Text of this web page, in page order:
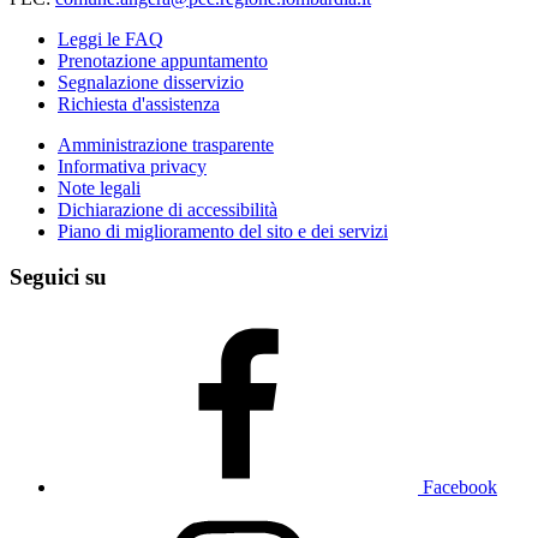
Leggi le FAQ
Prenotazione appuntamento
Segnalazione disservizio
Richiesta d'assistenza
Amministrazione trasparente
Informativa privacy
Note legali
Dichiarazione di accessibilità
Piano di miglioramento del sito e dei servizi
Seguici su
Facebook